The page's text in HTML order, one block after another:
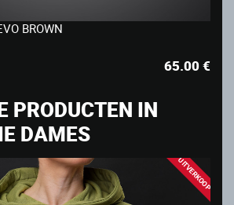
BROWN
65.00€
PRODUCTEN IN
DAMES
UITVERKOOP